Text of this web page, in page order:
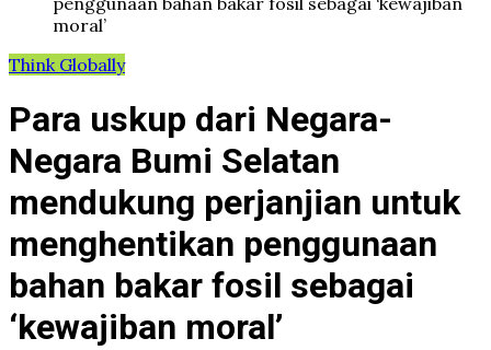
moral’
Think Globally
Para uskup dari Negara-
Negara Bumi Selatan
mendukung perjanjian untuk
menghentikan penggunaan
bahan bakar fosil sebagai
‘kewajiban moral’